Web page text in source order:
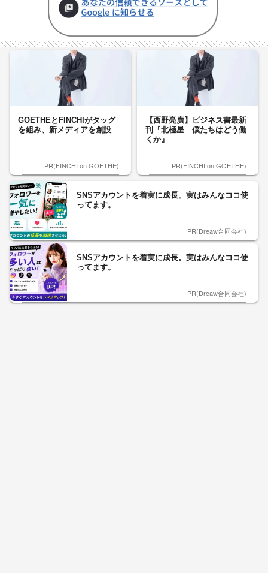
GOETHEとFINCHIがタッグ
を組み、新メディアを創設
PR(FINCHI on GOETHE)
【西野亮廣】ビジネス書最新
刊『北極星 僕たちはどう働
くか』
PR(FINCHI on GOETHE)
SNSアカウントを着実に成長。実はみんなココ使
ってます。
PR(Dreaw合同会社)
SNSアカウントを着実に成長。実はみんなココ使
ってます。
PR(Dreaw合同会社)